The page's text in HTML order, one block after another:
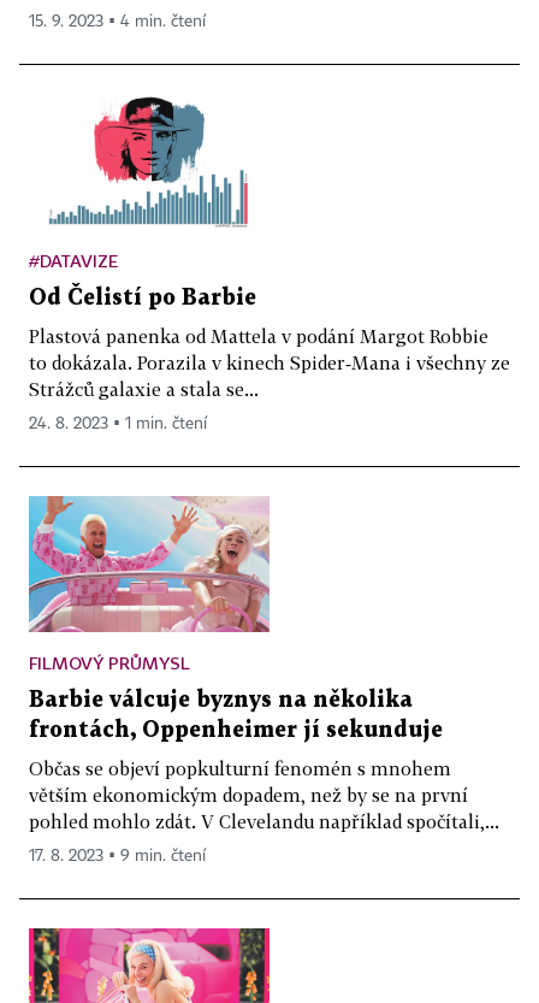
15. 9. 2023 ▪ 4 min. čtení
#DATAVIZE
Od Čelistí po Barbie
Plastová panenka od Mattela v podání Margot Robbie
to dokázala. Porazila v kinech Spider‑Mana i všechny ze
Strážců galaxie a stala se...
24. 8. 2023 ▪ 1 min. čtení
FILMOVÝ PRŮMYSL
Barbie válcuje byznys na několika
frontách, Oppenheimer jí sekunduje
Občas se objeví popkulturní fenomén s mnohem
větším ekonomickým dopadem, než by se na první
pohled mohlo zdát. V Clevelandu například spočítali,...
17. 8. 2023 ▪ 9 min. čtení